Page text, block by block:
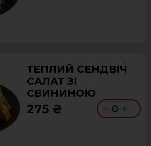
ТЕПЛИЙ СЕНДВІЧ
САЛАТ ЗІ
СВИНИНОЮ
275 ₴ 0